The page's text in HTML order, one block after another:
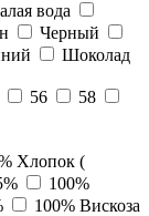
вода
Черный
Шоколад
56
58
Хлопок (
100%
100% Вискоза